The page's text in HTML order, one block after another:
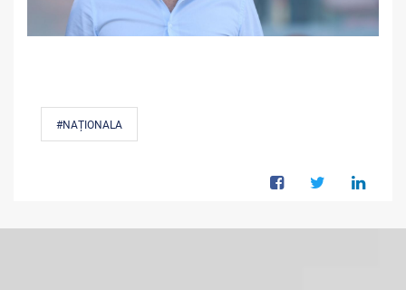
#NAȚIONALA